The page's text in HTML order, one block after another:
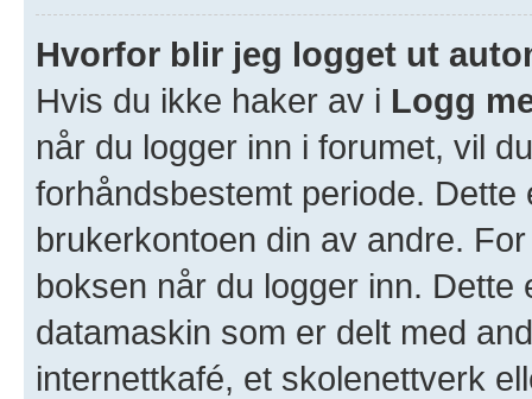
Hvorfor blir jeg logget ut
Hvis du ikke haker av i Logg
når du logger inn i forumet, vil
forhåndsbestemt periode.
brukerkontoen din av andre.
boksen når du logger inn.
datamaskin som er delt med
internettkafé, et skolenettverk